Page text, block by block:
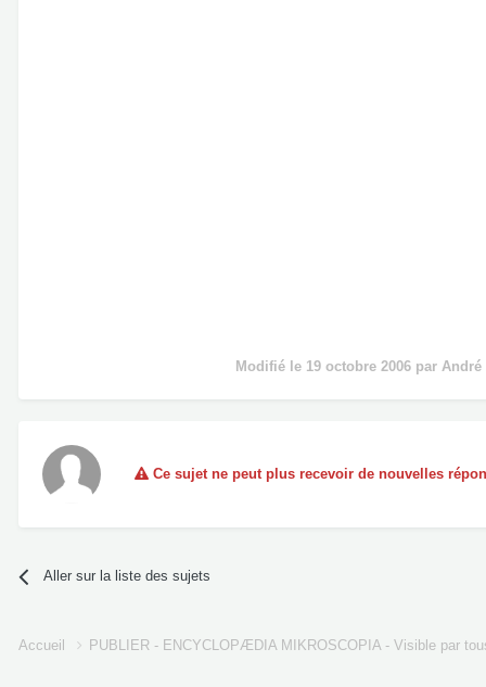
Modifié le 19 octobre 2006 par André
Ce sujet ne peut plus recevoir de nouvelles
Aller sur la liste des sujets
Accueil PUBLIER - ENCYCLOPÆDIA MIKROSCOPIA - Visible par